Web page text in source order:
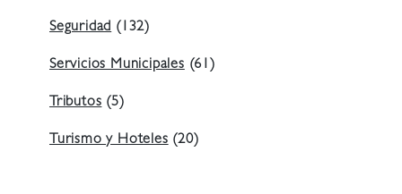
Seguridad(132)
Servicios Municipales(61)
Tributos(5)
Turismo y Hoteles(20)